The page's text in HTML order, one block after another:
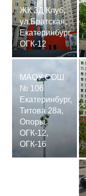
ЖК 3Д Клуб,
ул.Братская,
Екатеринбург,
ОГК-12
МАОУ СОШ
№ 106
Екатеринбург,
Титова 28а,
Опоры
ОГК-12,
ОГК-16